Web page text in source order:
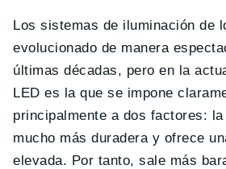
Los sistemas de iluminación de
evolucionado de manera
últimas décadas, pero en la
LED es la que se impone
principalmente a dos factores: la
mucho más duradera y ofrece
elevada. Por tanto, sale más